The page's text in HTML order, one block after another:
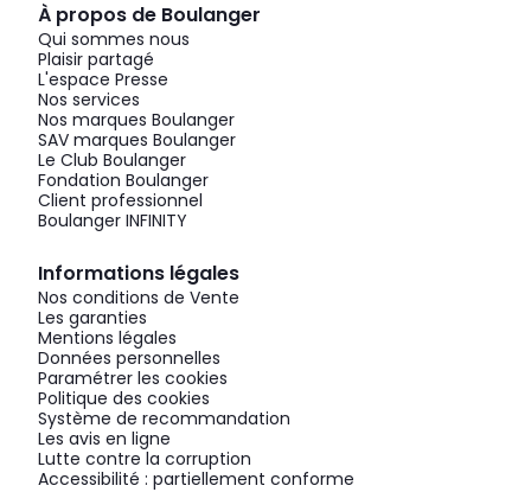
À propos de Boulanger
Qui sommes nous
Plaisir partagé
L'espace Presse
Nos services
Nos marques Boulanger
SAV marques Boulanger
Le Club Boulanger
Fondation Boulanger
Client professionnel
Boulanger INFINITY
Informations légales
Nos conditions de Vente
Les garanties
Mentions légales
Données personnelles
Paramétrer les cookies
Politique des cookies
Système de recommandation
Les avis en ligne
Lutte contre la corruption
Accessibilité : partiellement conforme